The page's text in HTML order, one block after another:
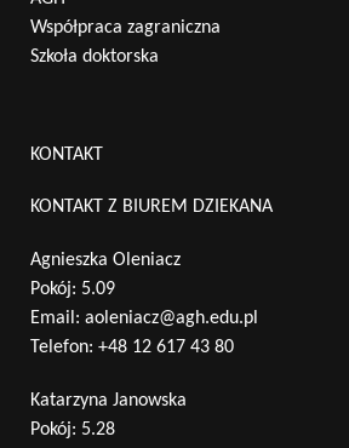
Współpraca zagraniczna
Szkoła doktorska
KONTAKT
KONTAKT Z BIUREM DZIEKANA
Agnieszka Oleniacz
Pokój: 5.09
Email: aoleniacz@agh.edu.pl
Telefon: +48 12 617 43 80
Katarzyna Janowska
Pokój: 5.28